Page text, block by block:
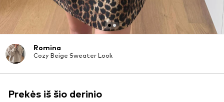
Romina
Cozy Beige Sweater Look
Prekės iš šio derinio